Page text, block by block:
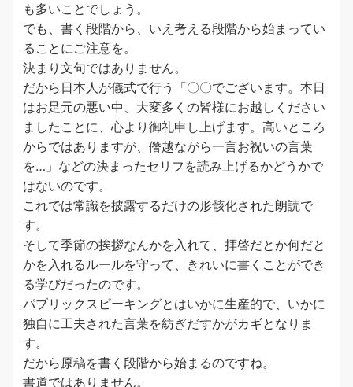
も多いことでしょう。
でも、書く段階から、いえ考える段階から始まってい
ることにご注意を。
決まり文句ではありません。
だから日本人が儀式で行う「〇〇でございます。本日
はお足元の悪い中、大変多くの皆様にお越しください
ましたことに、心より御礼申し上げます。高いところ
からではありますが、僭越ながら一言お祝いの言葉
を…」などの決まったセリフを読み上げるかどうかで
はないのです。
これでは常識を披露するだけの形骸化された朗読で
す。
そして季節の挨拶なんかを入れて、拝啓だとか何だと
かを入れるルールを守って、きれいに書くことができ
る学びだったのです。
パブリックスピーキングとはいかに生産的で、いかに
独自に工夫された言葉を紡ぎだすかがカギとなりま
す。
だから原稿を書く段階から始まるのですね。
書道ではありません。